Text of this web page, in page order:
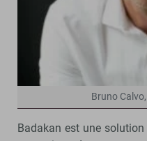
Bruno
Badakan est une